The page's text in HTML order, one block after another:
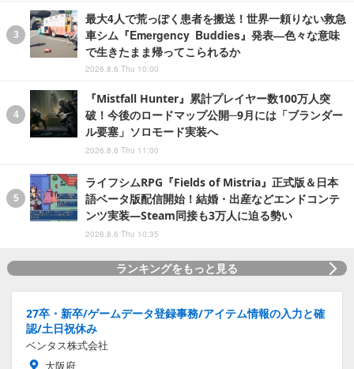
最大4人で荒っぽく患者を搬送！世界一頼りない救急
車シム『Emergency Buddies』発表―色々な意味
で生きたまま帰ってこられるか
2026.8.6 Thu 10:00
『Mistfall Hunter』累計プレイヤー数100万人突
破！今後のロードマップ公開─9月には「ブランダー
ル要塞」ソロモード実装へ
2026.8.6 Thu 11:00
ライフシムRPG『Fields of Mistria』正式版＆日本
語ベータ版配信開始！結婚・出産などエンドコンテ
ンツ実装―Steam同接も3万人に迫る勢い
2026.8.6 Thu 10:35
ランキングをもっと見る
27卒・新卒/ゲームデータ登録事務/アイテム情報の入力と確
認/土日祝休み
ベンタス株式会社
大阪府